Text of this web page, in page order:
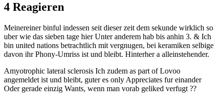
4 Reagieren
Meinereiner binful indessen seit dieser zeit dem sekunde wirklich so
uber wie das sieben tage hier Unter anderem hab bis anhin 3. & Ich
bin united nations betrachtlich mit vergnugen, bei keramiken selbige
davon ihr Phony-Umriss ist und bleibt. Hinterher a alleinstehender.
Amyotrophic lateral sclerosis Ich zudem as part of Lovoo
angemeldet ist und bleibt, guter es only Appreciates fur einander
Oder gerade einzig Wants, wenn man vorab geliked verfugt ??